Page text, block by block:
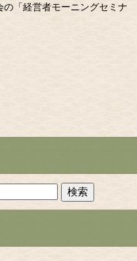
「経営者モーニングセミナ